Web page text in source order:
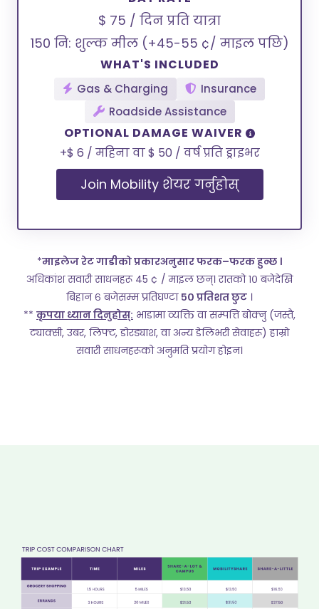
$ 75 / दिन प्रति यात्रा
150 नि: शुल्क मील (+45-55 ¢/ माइल पछि)
WHAT'S INCLUDED
Gas & Charging
Insurance
Roadside Assistance
OPTIONAL DAMAGE WAIVER
+$ 6 / महिना वा $ 50 / वर्ष प्रति ड्राइभर
Join Mobility शेयर गर्नुहोस्
*माइलेज रेट गाडीको प्रकारअनुसार फरक–फरक हुन्छ ।
अधिकांश सवारी साधनहरू 45 ¢ / माइल छन्। रातको १० बजेदेखि
बिहान ६ बजेसम्म प्रतिघण्टा ५० प्रतिशत छुट ।
** कृपया ध्यान दिनुहोस्: भाडामा व्यक्ति वा सम्पत्ति बोक्नु (जस्तै,
ट्याक्सी, उबर, लिफ्ट, डोरड्याश, वा अन्य डेलिभरी सेवाहरू) हाम्रो
सवारी साधनहरूको अनुमति प्रयोग होइन।